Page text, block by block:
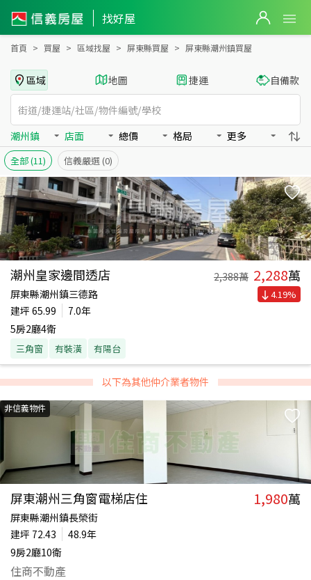
找好屋
屏東縣潮州鎮買房：店面房屋物件出售、房價分析
首頁 買屋 區域找屋 屏東縣買屋 屏東縣潮州鎮買屋
區域 地圖 捷運 自備款
潮州鎮 店面 總價 格局 更多
全部(11) 信義嚴選 (0)
潮州皇家邊間透店 2,388萬 2,288萬
屏東縣潮州鎮三德路
建坪 65.99
7.0年
5房2廳4衛
三角窗 有裝潢 有陽台
4.19%
以下為其他仲介業者物件
非信義物件
屏東潮州三角窗電梯店住 1,980萬
屏東縣潮州鎮長榮街
建坪 72.43
48.9年
9房2廳10衛
住商不動產
屏東縣潮州鎮買房：店面物件出售、房價分析 - 信義房屋